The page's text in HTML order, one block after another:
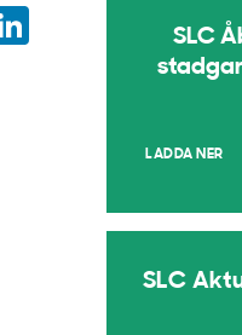
SLC
LADDA NER
SLC